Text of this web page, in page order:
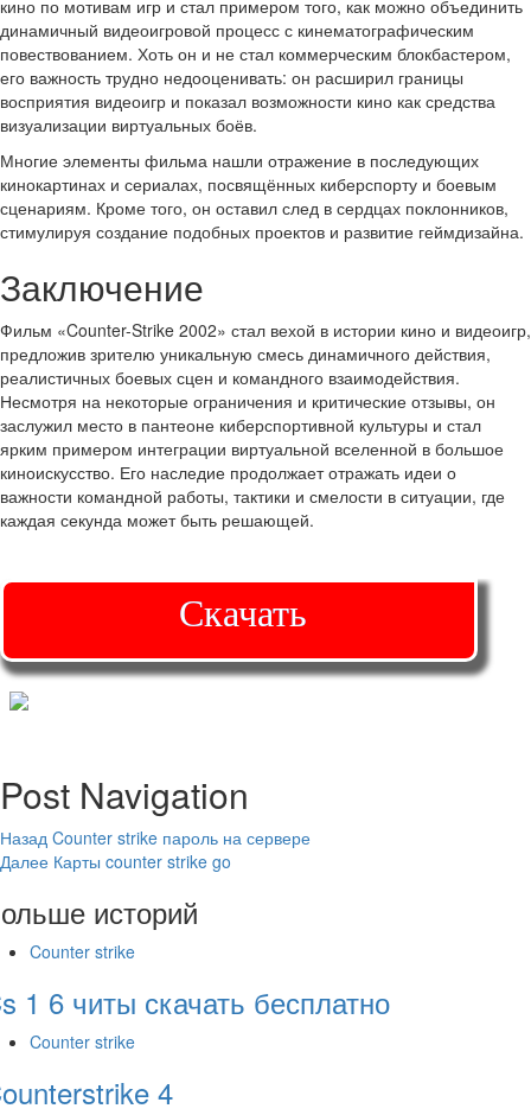
кино по мотивам игр и стал примером того, как можно объединить
динамичный видеоигровой процесс с кинематографическим
повествованием. Хоть он и не стал коммерческим блокбастером,
его важность трудно недооценивать: он расширил границы
восприятия видеоигр и показал возможности кино как средства
визуализации виртуальных боёв.
Многие элементы фильма нашли отражение в последующих
кинокартинах и сериалах, посвящённых киберспорту и боевым
сценариям. Кроме того, он оставил след в сердцах поклонников,
стимулируя создание подобных проектов и развитие геймдизайна.
Заключение
Фильм «Counter-Strike 2002» стал вехой в истории кино и видеоигр,
предложив зрителю уникальную смесь динамичного действия,
реалистичных боевых сцен и командного взаимодействия.
Несмотря на некоторые ограничения и критические отзывы, он
заслужил место в пантеоне киберспортивной культуры и стал
ярким примером интеграции виртуальной вселенной в большое
киноискусство. Его наследие продолжает отражать идеи о
важности командной работы, тактики и смелости в ситуации, где
каждая секунда может быть решающей.
Скачать
Post Navigation
Назад Counter strike пароль на сервере
Далее Карты counter strike go
историй
Counter strike
1 6 читы скачать бесплатно
Counter strike
4